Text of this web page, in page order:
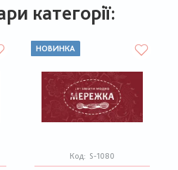
категорії:
НОВИНКА
Код: S-1080